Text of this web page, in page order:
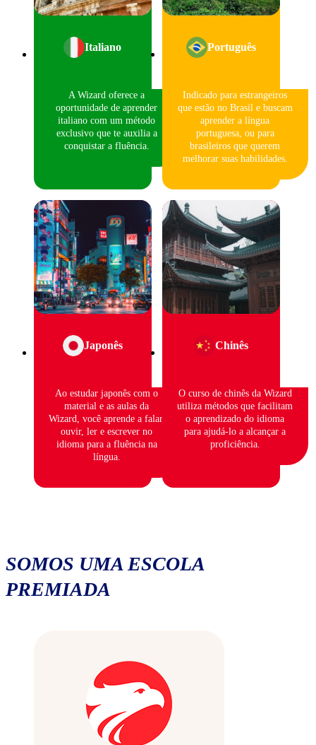
Italiano
A Wizard oferece a
oportunidade de aprender
italiano com um método
exclusivo que te auxilia a
conquistar a fluência.
Português
Indicado para estrangeiros
que estão no Brasil e buscam
aprender a língua
portuguesa, ou para
brasileiros que querem
melhorar suas habilidades.
Japonês
Ao estudar japonês com o
material e as aulas da
Wizard, você aprende a falar,
ouvir, ler e escrever no
idioma para a fluência na
língua.
Chinês
O curso de chinês da Wizard
utiliza métodos que facilitam
o aprendizado do idioma
para ajudá-lo a alcançar a
proficiência.
SOMOS UMA ESCOLA
PREMIADA